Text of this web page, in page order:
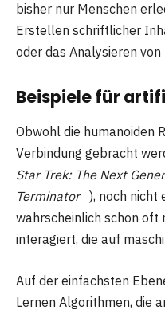
bisher nur Menschen
Erstellen schriftlicher
oder das Analysieren von
Beispiele für
Obwohl die humanoiden
Verbindung gebracht
Star Trek: The Next
Terminator), noch nicht
wahrscheinlich schon oft
interagiert, die auf
Auf der einfachsten
Lernen Algorithmen, die